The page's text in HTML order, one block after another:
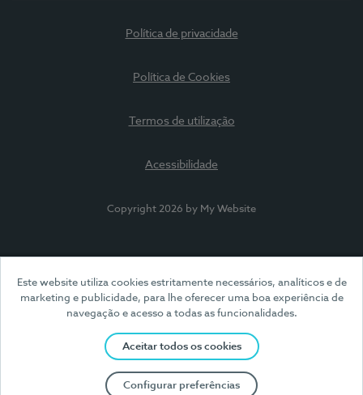
Este website utiliza cookies estritamente necessários, analíticos e de
marketing e publicidade, para lhe oferecer uma boa experiência de
navegação e acesso a todas as funcionalidades.
Aceitar todos os cookies
Configurar preferências
Política de privacidade
Política de Cookies
Termos de utilização
Acessibilidade
Copyright 2026 by My Website